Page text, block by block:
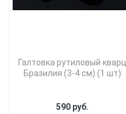
Галтовка рутиловый кварц
Бразилия (3-4 см) (1 шт)
590 руб.